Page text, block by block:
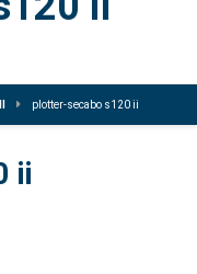
plotter-secabo s120 ii
ii